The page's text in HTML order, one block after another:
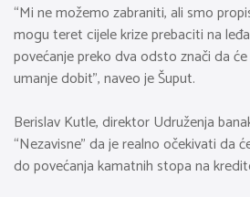
“Mi ne možemo zabraniti, ali smo
mogu teret cijele krize prebaciti na
povećanje preko dva odsto znači da
umanje dobit”, naveo je Šuput.
Berislav Kutle, direktor Udruženja
“Nezavisne” da je realno očekivati da
do povećanja kamatnih stopa na